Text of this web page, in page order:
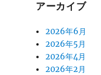
アーカイブ
2026年6月
2026年5月
2026年4月
2026年2月